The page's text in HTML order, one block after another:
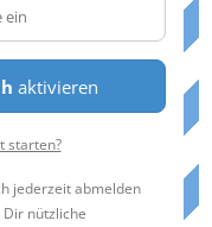
aktivieren
starten?
jederzeit abmelden
nützliche